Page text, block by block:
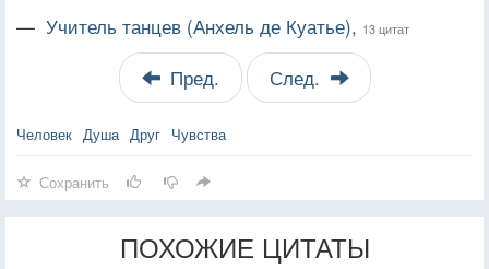
— Учитель танцев (Анхель де Куатье), 13 цитат
Пред. След.
Человек Душа Друг Чувства
Сохранить
ПОХОЖИЕ ЦИТАТЫ